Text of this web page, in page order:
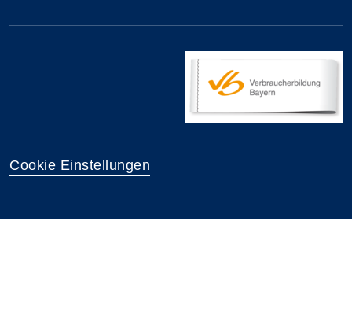
Cookie Einstellungen